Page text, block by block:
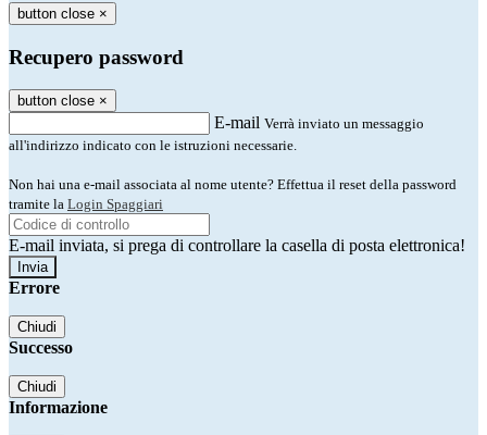
button close ×
Recupero password
button close ×
E-mail Verrà inviato un messaggio
all'indirizzo indicato con le istruzioni necessarie.
Non hai una e-mail associata al nome utente? Effettua il reset della password
tramite la Login Spaggiari
E-mail inviata, si prega di controllare la casella di posta elettronica!
Errore
Chiudi
Successo
Chiudi
Informazione